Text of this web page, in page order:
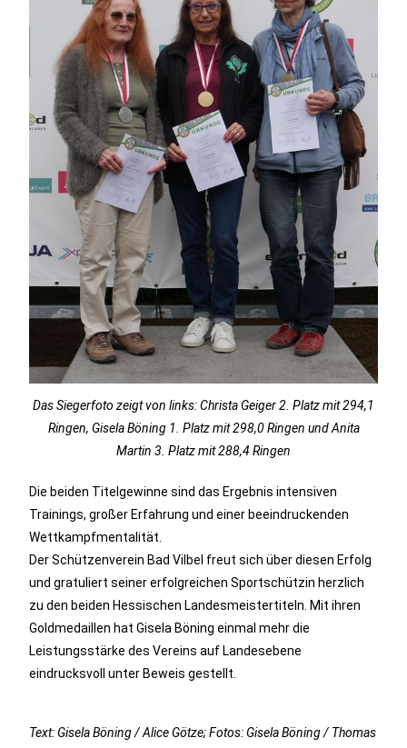
Das Siegerfoto zeigt von links: Christa Geiger 2. Platz mit 294,1
Ringen, Gisela Böning 1. Platz mit 298,0 Ringen und Anita
Martin 3. Platz mit 288,4 Ringen
Die beiden Titelgewinne sind das Ergebnis intensiven
Trainings, großer Erfahrung und einer beeindruckenden
Wettkampfmentalität.
Der Schützenverein Bad Vilbel freut sich über diesen Erfolg
und gratuliert seiner erfolgreichen Sportschützin herzlich
zu den beiden Hessischen Landesmeistertiteln. Mit ihren
Goldmedaillen hat Gisela Böning einmal mehr die
Leistungsstärke des Vereins auf Landesebene
eindrucksvoll unter Beweis gestellt.
Text: Gisela Böning / Alice Götze; Fotos: Gisela Böning / Thomas